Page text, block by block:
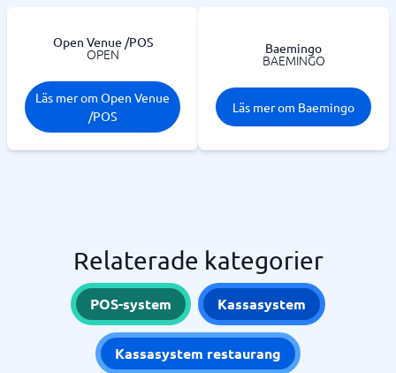
Open Venue /POS
OPEN
Läs mer om Open Venue
/POS
Baemingo
BAEMINGO
Läs mer om Baemingo
Relaterade kategorier
POS-system Kassasystem
Kassasystem restaurang